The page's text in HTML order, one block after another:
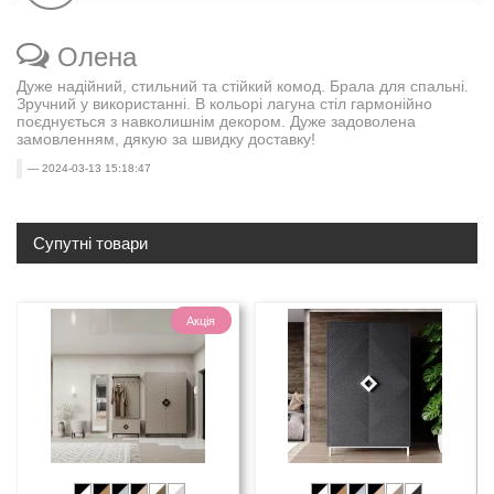
Олена
Дуже надійний, стильний та стійкий комод. Брала для спальні.
Зручний у використанні. В кольорі лагуна стіл гармонійно
поєднується з навколишнім декором. Дуже задоволена
замовленням, дякую за швидку доставку!
2024-03-13 15:18:47
Супутні товари
Акція